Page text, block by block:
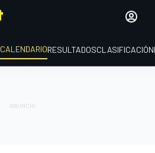
CALENDARIORESULTADOSCLASIFICACIÓN